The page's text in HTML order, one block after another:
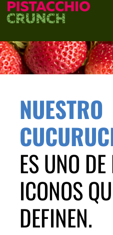
NUESTRO
ES UNO
ICONOS
DEFINEN.